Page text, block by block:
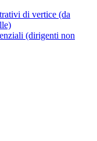
di vertice (da
(dirigenti non